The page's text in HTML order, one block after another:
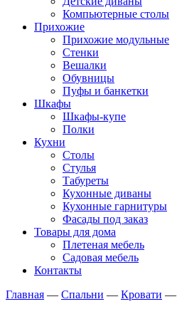
Компьютерные столы
Прихожие
Прихожие модульные
Стенки
Вешалки
Обувницы
Пуфы и банкетки
Шкафы
Шкафы-купе
Полки
Кухни
Столы
Стулья
Табуреты
Кухонные диваны
Кухонные гарнитуры
Фасады под заказ
Товары для дома
Плетеная мебель
Садовая мебель
Контакты
Главная — Спальни — Кровати —